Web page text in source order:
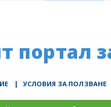
портал
| УСЛОВИЯ ЗА ПОЛЗВАНЕ